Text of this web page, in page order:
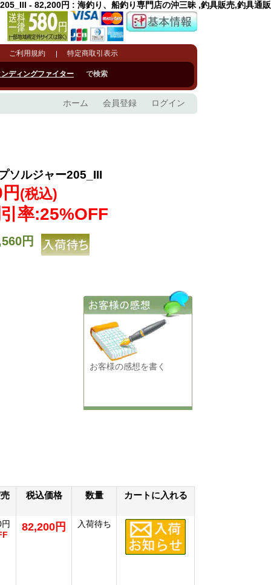
- 82,200円 : 海釣り、船釣り専門店の沖三昧 ,釣具販売,釣具通販
ご利用規約 特定商取引表示
ディングファイター で検索
ホーム 会員登録 ログイン
ソルジャー205_III
(税込)
率:25%OFF
円
お客様の感想を書く
税込価格 数量 カートに入れる
82,200円 入荷待ち